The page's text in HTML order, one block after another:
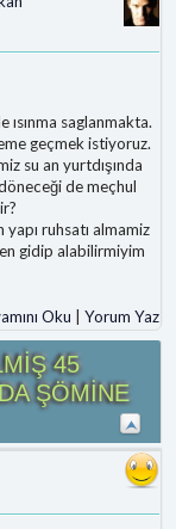
ısınma saglanmakta.
geçmek istiyoruz.
su an yurtdışında
de meçhul
ruhsatı almamiz
gidip alabilirmiyim
Oku
Yorum Yaz
45
ŞÖMİNE